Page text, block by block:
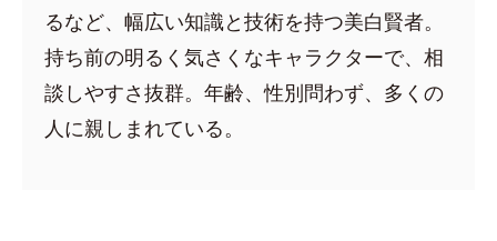
るなど、幅広い知識と技術を持つ美白賢者。
持ち前の明るく気さくなキャラクターで、相
談しやすさ抜群。年齢、性別問わず、多くの
人に親しまれている。